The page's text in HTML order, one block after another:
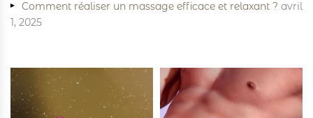
Comment réaliser un massage efficace et relaxant ? avril
1, 2025